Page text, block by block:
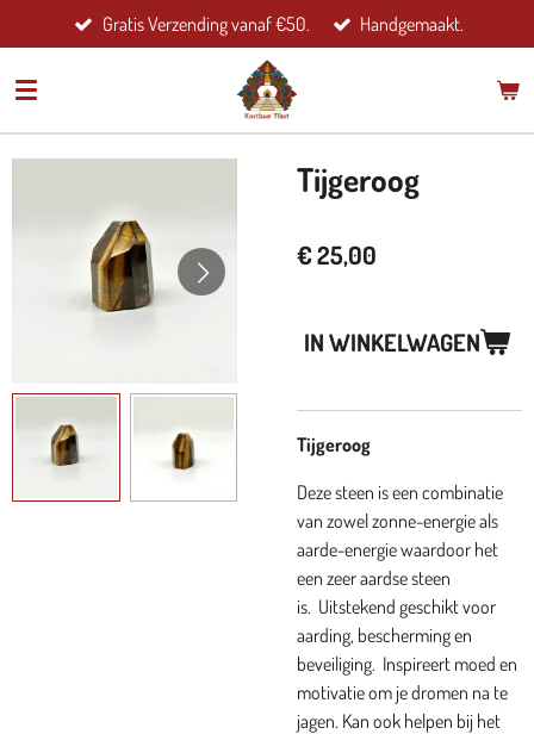
direct
naar
hoofdinhoud
Gratis Verzending vanaf €50. Handgemaakt.
Tijgeroog
€ 25,00
IN WINKELWAGEN
Tijgeroog
Deze steen is een combinatie
van zowel zonne-energie als
aarde-energie waardoor het
een zeer aardse steen
is. Uitstekend geschikt voor
aarding, bescherming en
beveiliging. Inspireert moed en
motivatie om je dromen na te
jagen. Kan ook helpen bij het